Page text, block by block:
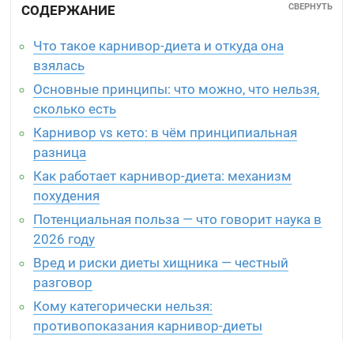
СОДЕРЖАНИЕ СВЕРНУТЬ
Что такое карнивор-диета и откуда она
взялась
Основные принципы: что можно, что нельзя,
сколько есть
Карнивор vs кето: в чём принципиальная
разница
Как работает карнивор-диета: механизм
похудения
Потенциальная польза — что говорит наука в
2026 году
Вред и риски диеты хищника — честный
разговор
Кому категорически нельзя:
противопоказания карнивор-диеты